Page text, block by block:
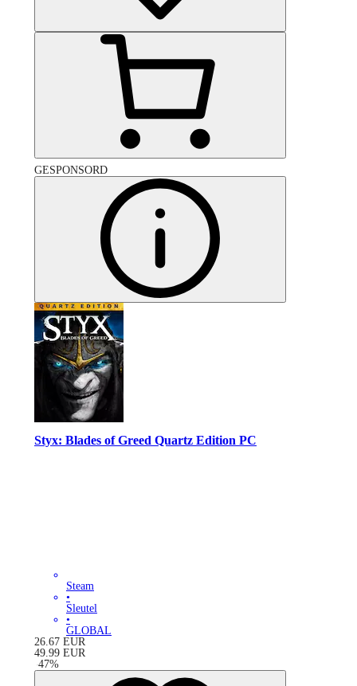
GESPONSORD
Styx: Blades of Greed Quartz Edition PC
Steam
•
Sleutel
•
GLOBAL
26.67 EUR
49.99 EUR
-47%